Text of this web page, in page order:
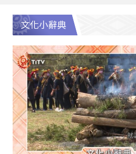
文化小辭典